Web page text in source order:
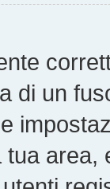
di un
area,